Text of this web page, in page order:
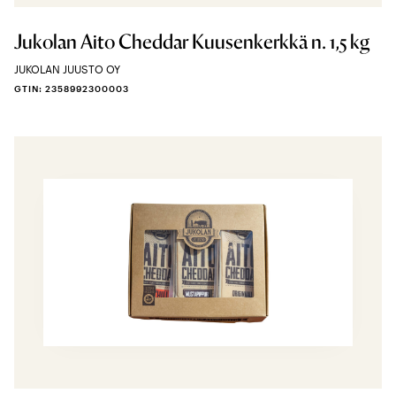
Jukolan Aito Cheddar Kuusenkerkkä n. 1,5 kg
JUKOLAN JUUSTO OY
GTIN: 2358992300003